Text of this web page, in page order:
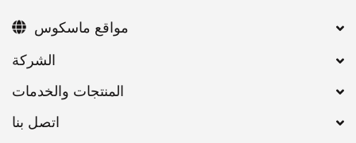
اتصل بنا
مواقع ماسكوس